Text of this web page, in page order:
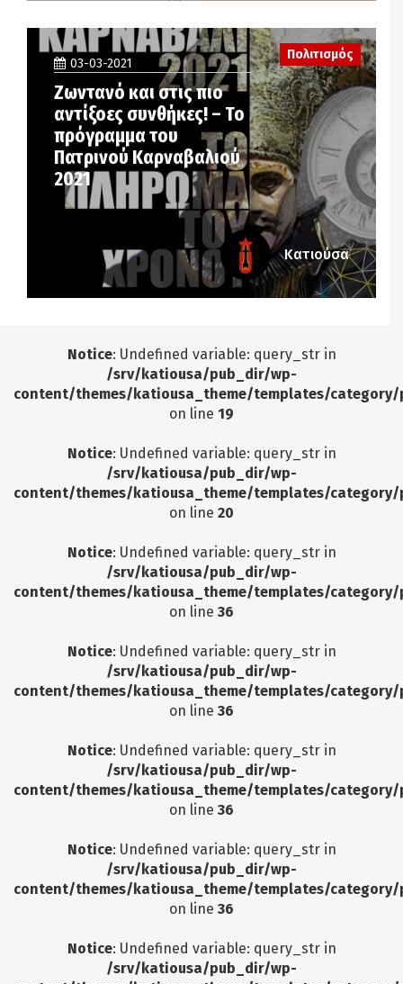
03-03-2021
Ζωντανό και στις πιο
αντίξοες συνθήκες! – Το
πρόγραμμα του
Πατρινού Καρναβαλιού
2021
Πολιτισμός
Κατιούσα
Notice: Undefined variable: query_str in
/srv/katiousa/pub_dir/wp-
content/themes/katiousa_theme/templates/
on line 19
Notice: Undefined variable: query_str in
/srv/katiousa/pub_dir/wp-
content/themes/katiousa_theme/templates/
on line 20
Notice: Undefined variable: query_str in
/srv/katiousa/pub_dir/wp-
content/themes/katiousa_theme/templates/
on line 36
Notice: Undefined variable: query_str in
/srv/katiousa/pub_dir/wp-
content/themes/katiousa_theme/templates/
on line 36
Notice: Undefined variable: query_str in
/srv/katiousa/pub_dir/wp-
content/themes/katiousa_theme/templates/
on line 36
Notice: Undefined variable: query_str in
/srv/katiousa/pub_dir/wp-
content/themes/katiousa_theme/templates/
on line 36
Notice: Undefined variable: query_str in
/srv/katiousa/pub_dir/wp-